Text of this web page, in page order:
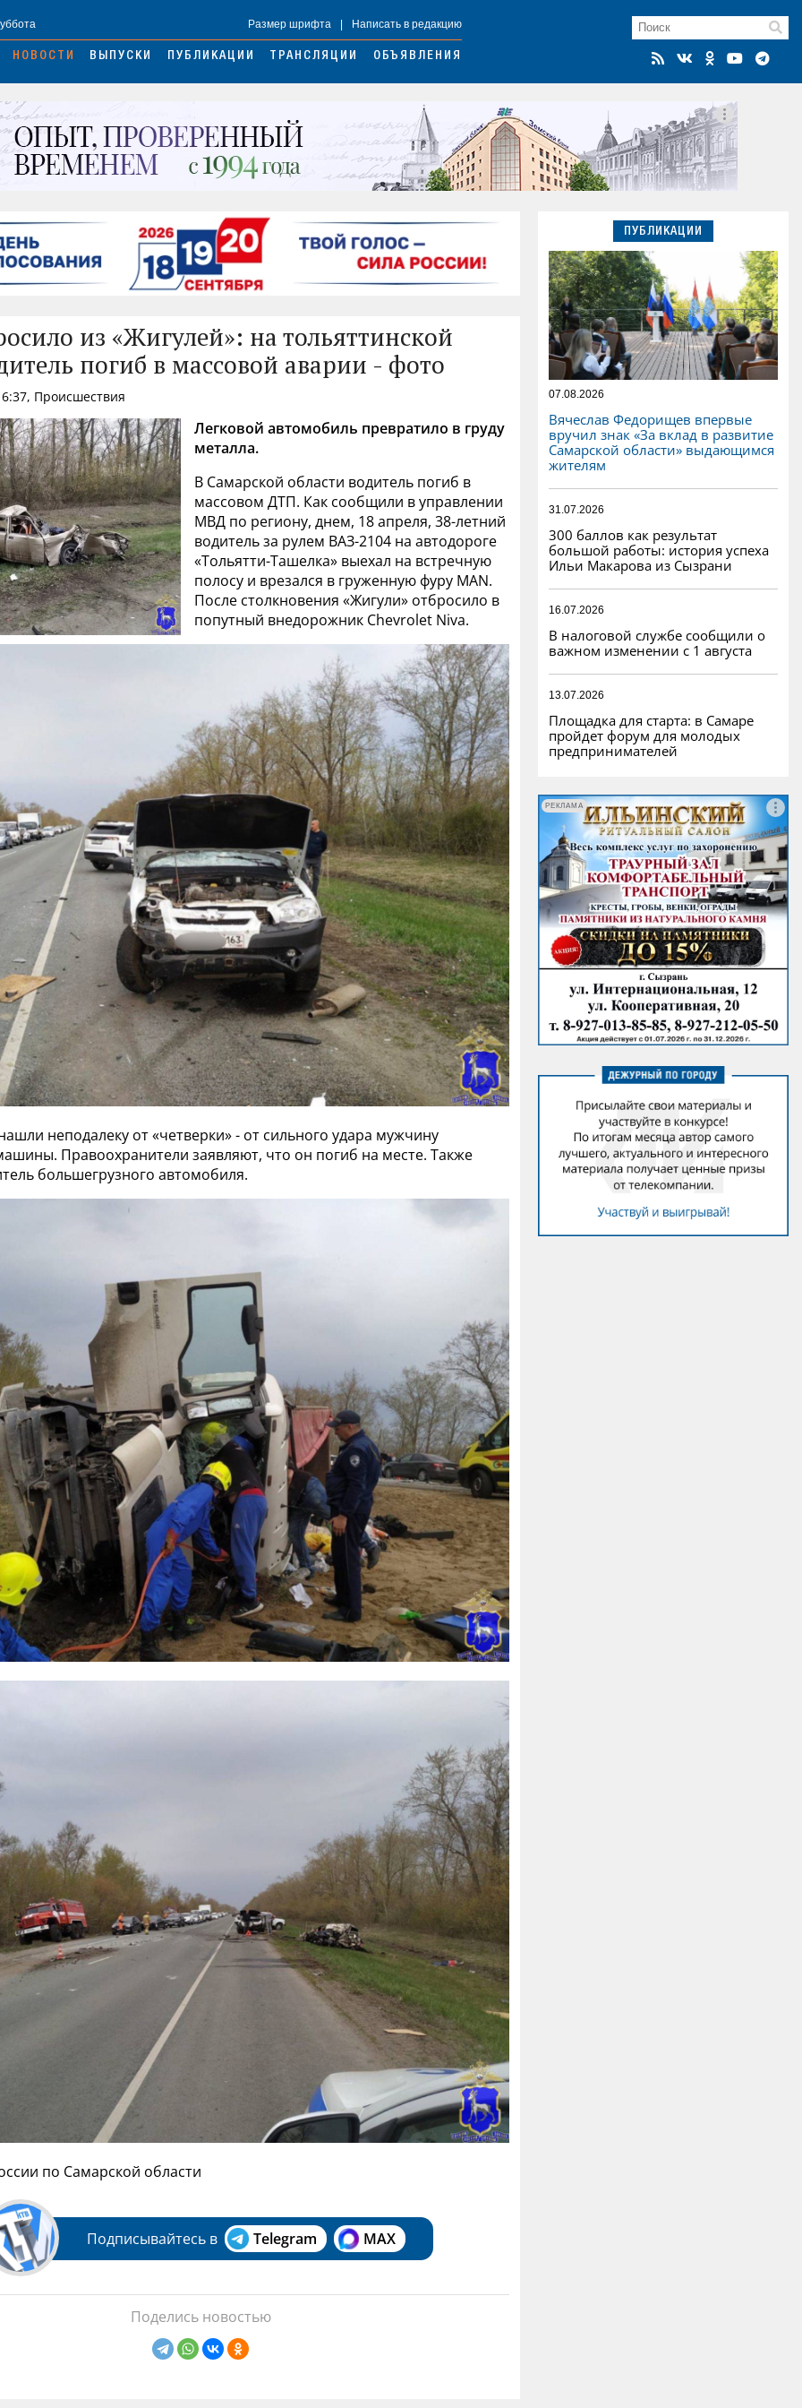
Размер шрифта Написать в редакцию
НОВОСТИ ВЫПУСКИ ПУБЛИКАЦИИ ТРАНСЛЯЦИИ ОБЪЯВЛЕНИЯ
из «Жигулей»: на тольяттинской
погиб в массовой аварии - фото
Происшествия
Легковой автомобиль превратило в груду
металла.
В Самарской области водитель погиб в
массовом ДТП. Как сообщили в управлении
МВД по региону, днем, 18 апреля, 38-летний
водитель за рулем ВАЗ-2104 на автодороге
«Тольятти-Ташелка» выехал на встречную
полосу и врезался в груженную фуру MAN.
После столкновения «Жигули» отбросило в
попутный внедорожник Chevrolet Niva.
неподалеку от «четверки» - от сильного удара мужчину
Правоохранители заявляют, что он погиб на месте. Также
большегрузного автомобиля.
по Самарской области
Подписывайтесь в Telegram MAX
Поделись новостью
ПУБЛИКАЦИИ
07.08.2026
Вячеслав Федорищев впервые
вручил знак «За вклад в развитие
Самарской области» выдающимся
жителям
31.07.2026
300 баллов как результат
большой работы: история успеха
Ильи Макарова из Сызрани
16.07.2026
В налоговой службе сообщили о
важном изменении с 1 августа
13.07.2026
Площадка для старта: в Самаре
пройдет форум для молодых
предпринимателей
РЕКЛАМА